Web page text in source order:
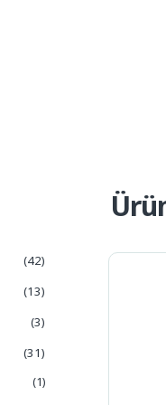
(42)
(13)
(3)
(31)
(1)